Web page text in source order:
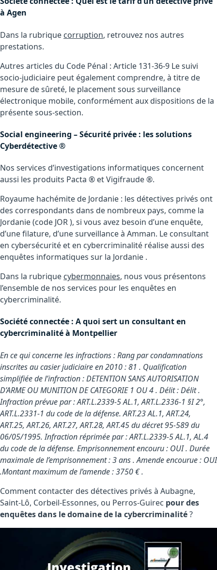
à Agen
Dans la rubrique corruption, retrouvez nos autres
prestations.
Autres articles du Code Pénal : Article 131-36-9 Le suivi
socio-judiciaire peut également comprendre, à titre de
mesure de sûreté, le placement sous surveillance
électronique mobile, conformément aux dispositions de la
présente sous-section.
Social engineering – Sécurité privée : les solutions
Cyberdétective ®
Nos services d’investigations informatiques concernent
aussi les produits Pacta ® et Vigifraude ®.
Royaume hachémite de Jordanie : les détectives privés ont
des correspondants dans de nombreux pays, comme la
Jordanie (code JOR ), si vous avez besoin d’une enquête,
d’une filature, d’une surveillance à Amman. Le consultant
en cybersécurité et en cybercriminalité réalise aussi des
enquêtes informatiques sur la Jordanie .
Dans la rubrique cybermonnaies, nous vous présentons
l’ensemble de nos services pour les enquêtes en
cybercriminalité.
Société connectée : A quoi sert un consultant en
cybercriminalité à Montpellier
En ce qui concerne les infractions : Rang par condamnations
inscrites au casier judiciaire en 2010 : 81 . Qualification
simplifiée de l’infraction : DETENTION SANS AUTORISATION
D’ARME OU MUNITION DE CATEGORIE 1 OU 4 . Délit : Délit .
Infraction prévue par : ART.L.2339-5 AL.1, ART.L.2336-1 §I 2°,
ART.L.2331-1 du code de la défense. ART.23 AL.1, ART.24,
ART.25, ART.26, ART.27, ART.28, ART.45 du décret 95-589 du
06/05/1995. Infraction réprimée par : ART.L.2339-5 AL.1, AL.4
du code de la défense. Emprisonnement encouru : OUI . Durée
maximale de l’emprisonnement : 3 ans . Amende encourue : OUI
.Montant maximum de l’amende : 3750 € .
Comment contacter des détectives privés à Aubagne,
Saint-Lô, Corbeil-Essonnes, ou Perros-Guirec pour des
enquêtes dans le domaine de la cybercriminalité?